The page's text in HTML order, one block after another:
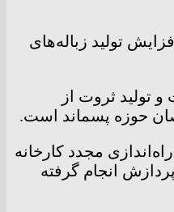
تولید زباله‌های
تولید ثروت از
حوزه پسماند است.
مجدد کارخانه
انجام گرفته